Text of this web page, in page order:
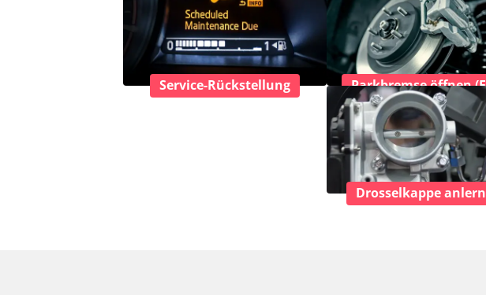
Service-Rückstellung Parkbremse öffnen
Drosselkappe